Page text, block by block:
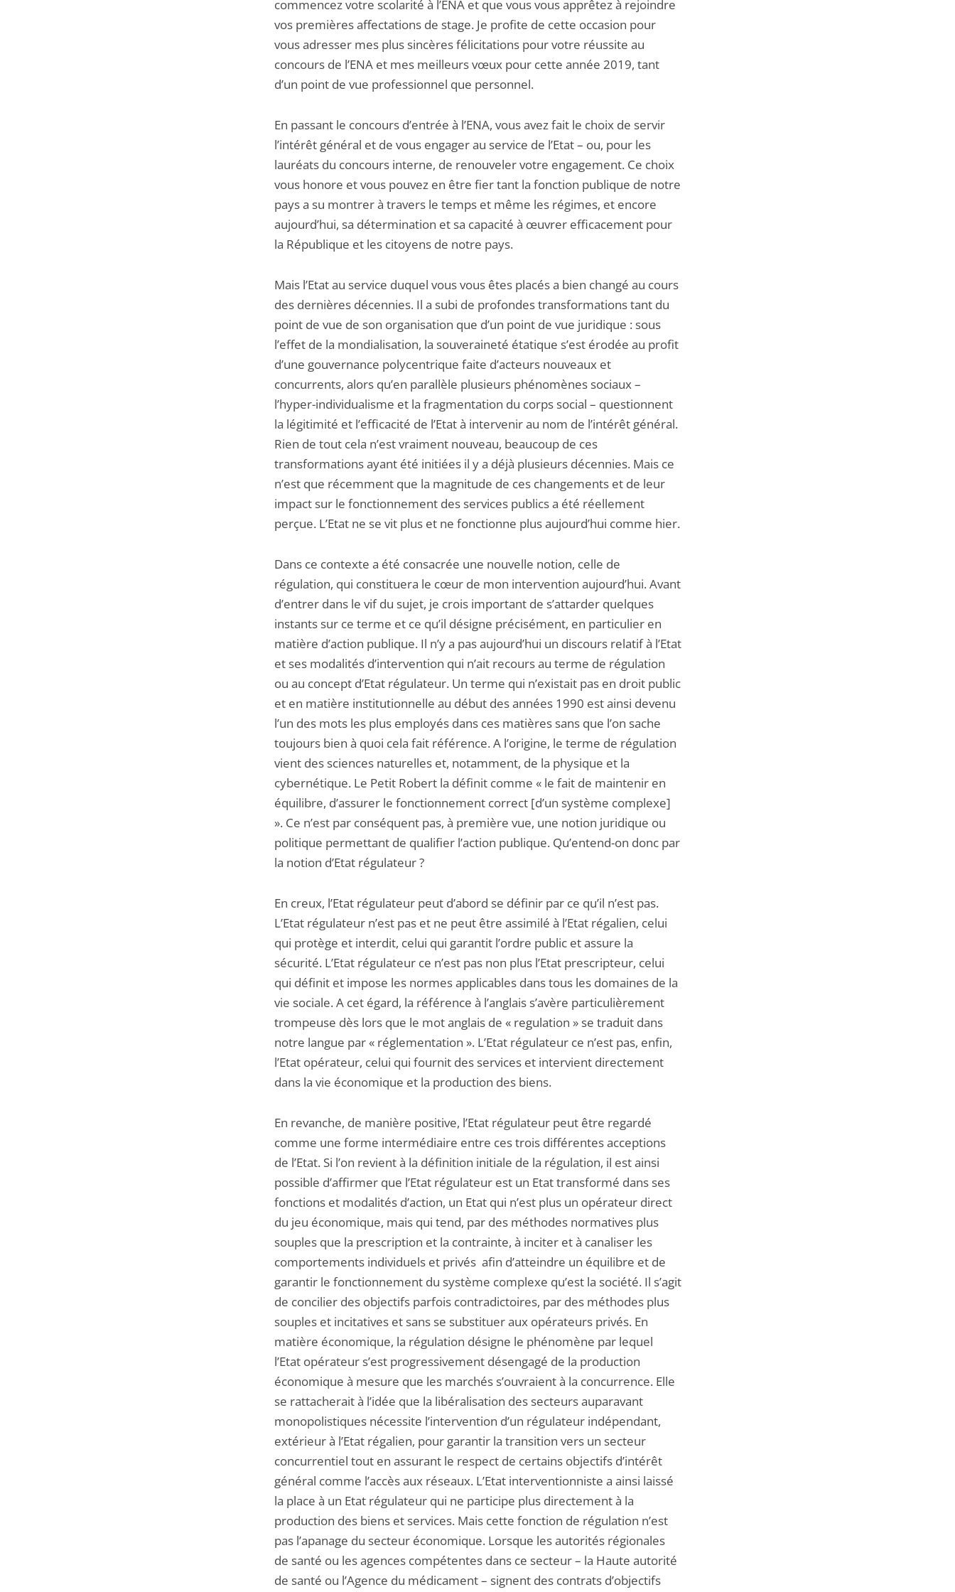
commencez votre scolarité à l’ENA et que vous vous apprêtez à rejoindre
vos premières affectations de stage. Je profite de cette occasion pour
vous adresser mes plus sincères félicitations pour votre réussite au
concours de l’ENA et mes meilleurs vœux pour cette année 2019, tant
d’un point de vue professionnel que personnel.
En passant le concours d’entrée à l’ENA, vous avez fait le choix de servir
l’intérêt général et de vous engager au service de l’Etat – ou, pour les
lauréats du concours interne, de renouveler votre engagement. Ce choix
vous honore et vous pouvez en être fier tant la fonction publique de notre
pays a su montrer à travers le temps et même les régimes, et encore
aujourd’hui, sa détermination et sa capacité à œuvrer efficacement pour
la République et les citoyens de notre pays.
Mais l’Etat au service duquel vous vous êtes placés a bien changé au cours
des dernières décennies. Il a subi de profondes transformations tant du
point de vue de son organisation que d’un point de vue juridique : sous
l’effet de la mondialisation, la souveraineté étatique s’est érodée au profit
d’une gouvernance polycentrique faite d’acteurs nouveaux et
concurrents, alors qu’en parallèle plusieurs phénomènes sociaux –
l’hyper-individualisme et la fragmentation du corps social – questionnent
la légitimité et l’efficacité de l’Etat à intervenir au nom de l’intérêt général.
Rien de tout cela n’est vraiment nouveau, beaucoup de ces
transformations ayant été initiées il y a déjà plusieurs décennies. Mais ce
n’est que récemment que la magnitude de ces changements et de leur
impact sur le fonctionnement des services publics a été réellement
perçue. L’Etat ne se vit plus et ne fonctionne plus aujourd’hui comme hier.
Dans ce contexte a été consacrée une nouvelle notion, celle de
régulation, qui constituera le cœur de mon intervention aujourd’hui. Avant
d’entrer dans le vif du sujet, je crois important de s’attarder quelques
instants sur ce terme et ce qu’il désigne précisément, en particulier en
matière d’action publique. Il n’y a pas aujourd’hui un discours relatif à l’Etat
et ses modalités d’intervention qui n’ait recours au terme de régulation
ou au concept d’Etat régulateur. Un terme qui n’existait pas en droit public
et en matière institutionnelle au début des années 1990 est ainsi devenu
l’un des mots les plus employés dans ces matières sans que l’on sache
toujours bien à quoi cela fait référence. A l’origine, le terme de régulation
vient des sciences naturelles et, notamment, de la physique et la
cybernétique. Le Petit Robert la définit comme « le fait de maintenir en
équilibre, d’assurer le fonctionnement correct [d’un système complexe]
». Ce n’est par conséquent pas, à première vue, une notion juridique ou
politique permettant de qualifier l’action publique. Qu’entend-on donc par
la notion d’Etat régulateur ?
En creux, l’Etat régulateur peut d’abord se définir par ce qu’il n’est pas.
L’Etat régulateur n’est pas et ne peut être assimilé à l’Etat régalien, celui
qui protège et interdit, celui qui garantit l’ordre public et assure la
sécurité. L’Etat régulateur ce n’est pas non plus l’Etat prescripteur, celui
qui définit et impose les normes applicables dans tous les domaines de la
vie sociale. A cet égard, la référence à l’anglais s’avère particulièrement
trompeuse dès lors que le mot anglais de « regulation » se traduit dans
notre langue par « réglementation ». L’Etat régulateur ce n’est pas, enfin,
l’Etat opérateur, celui qui fournit des services et intervient directement
dans la vie économique et la production des biens.
En revanche, de manière positive, l’Etat régulateur peut être regardé
comme une forme intermédiaire entre ces trois différentes acceptions
de l’Etat. Si l’on revient à la définition initiale de la régulation, il est ainsi
possible d’affirmer que l’Etat régulateur est un Etat transformé dans ses
fonctions et modalités d’action, un Etat qui n’est plus un opérateur direct
du jeu économique, mais qui tend, par des méthodes normatives plus
souples que la prescription et la contrainte, à inciter et à canaliser les
comportements individuels et privés afin d’atteindre un équilibre et de
garantir le fonctionnement du système complexe qu’est la société. Il s’agit
de concilier des objectifs parfois contradictoires, par des méthodes plus
souples et incitatives et sans se substituer aux opérateurs privés. En
matière économique, la régulation désigne le phénomène par lequel
l’Etat opérateur s’est progressivement désengagé de la production
économique à mesure que les marchés s’ouvraient à la concurrence. Elle
se rattacherait à l’idée que la libéralisation des secteurs auparavant
monopolistiques nécessite l’intervention d’un régulateur indépendant,
extérieur à l’Etat régalien, pour garantir la transition vers un secteur
concurrentiel tout en assurant le respect de certains objectifs d’intérêt
général comme l’accès aux réseaux. L’Etat interventionniste a ainsi laissé
la place à un Etat régulateur qui ne participe plus directement à la
production des biens et services. Mais cette fonction de régulation n’est
pas l’apanage du secteur économique. Lorsque les autorités régionales
de santé ou les agences compétentes dans ce secteur – la Haute autorité
de santé ou l’Agence du médicament – signent des contrats d’objectifs